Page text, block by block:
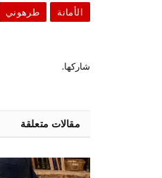
الأمانة طرهوني
شاركها.
مقالات متعلقة